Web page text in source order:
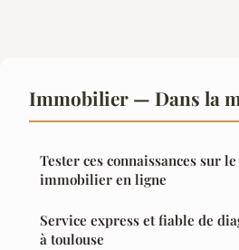
Immobilier — Dans la
Tester ces connaissances sur
immobilier en ligne
Service express et fiable de
à toulouse